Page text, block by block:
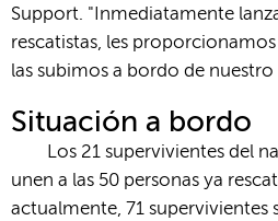
Support. "Inmediatamente
rescatistas, les
las subimos a bordo de nuestro
Situación a bordo
Los 21 supervivientes del
unen a las 50 personas ya
actualmente, 71 supervivientes